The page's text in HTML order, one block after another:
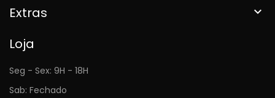
Extras 
Loja
Seg - Sex: 9H - 18H
Sab: Fechado